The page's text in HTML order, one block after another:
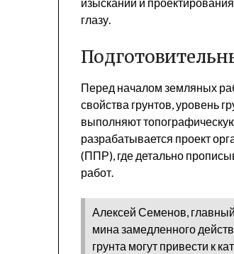
глазу.
Перед началом земляных
свойства грунтов, уровень
выполняют
разрабатывается проект
(ППР), где детально
работ.
Алексей Семенов,
мина замедленного
грунта могут привести к